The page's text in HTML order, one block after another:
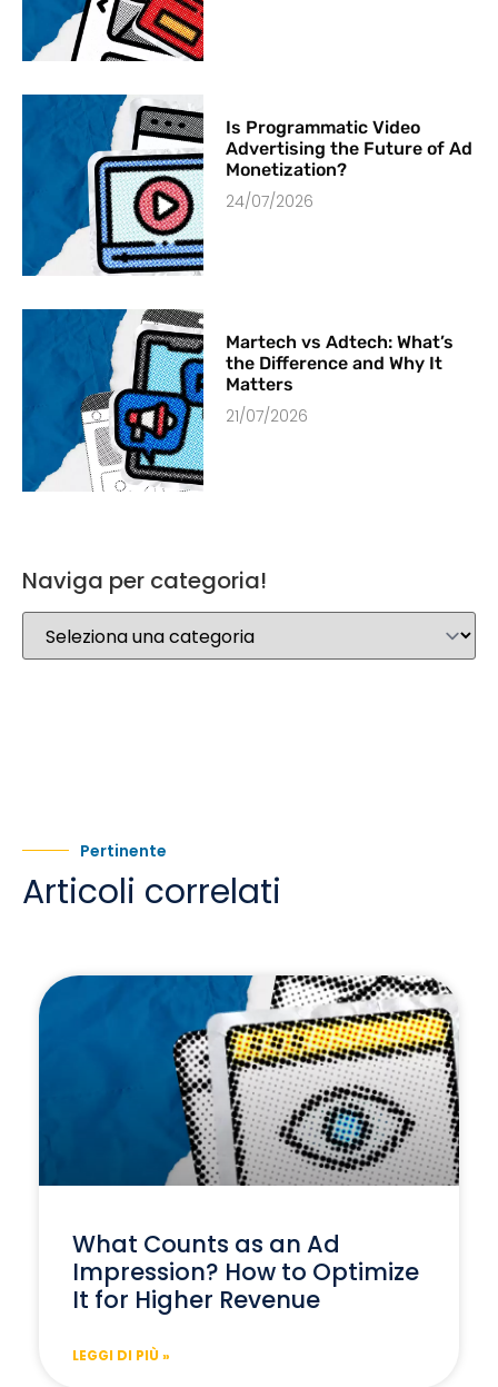
Is Programmatic Video
Advertising the Future of Ad
Monetization?
24/07/2026
Martech vs Adtech: What’s
the Difference and Why It
Matters
21/07/2026
Naviga per categoria!
Pertinente
Articoli correlati
What Counts as an Ad
Impression? How to Optimize
It for Higher Revenue
LEGGI DI PIÙ »